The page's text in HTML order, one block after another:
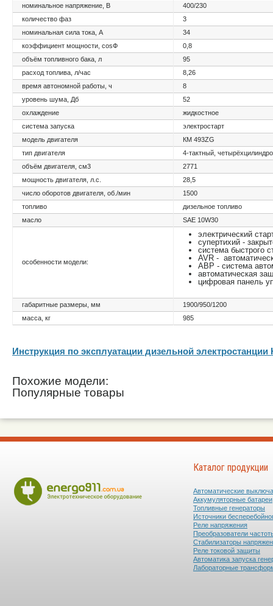
номинальное напряжение, В
400/230
количество фаз
3
номинальная сила тока, А
34
коэффициент мощности, cosФ
0,8
объём топливного бака, л
95
расход топлива, л/час
8,26
время автономной работы, ч
8
уровень шума, Дб
52
охлаждение
жидкостное
система запуска
электростарт
модель двигателя
КМ 493ZG
тип двигателя
4-тактный,
объём двигателя, см3
2771
мощность двигателя, л.с.
28,5
число оборотов двигателя, об./мин
1500
топливо
дизельное топливо
масло
SAE 10W30
особенности модели:
электрический
супертихий -
система быстрого
AVR -
АВР - система
автоматическая
цифровая панель
габаритные размеры, мм
1900/950/1200
масса, кг
985
Инструкция по эксплуатации дизельной электростанции
Похожие модели:
Популярные товары
Каталог продукции
Автоматические
Аккумуляторные батареи
Топливные генераторы
Источники
Реле напряжения
Преобразователи
Стабилизаторы
Реле токовой защиты
Автоматика запуска
Лабораторные